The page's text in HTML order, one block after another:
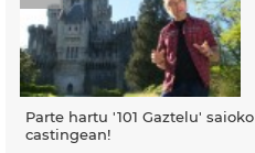
Parte hartu '101 Gaztelu' saioko
castingean!